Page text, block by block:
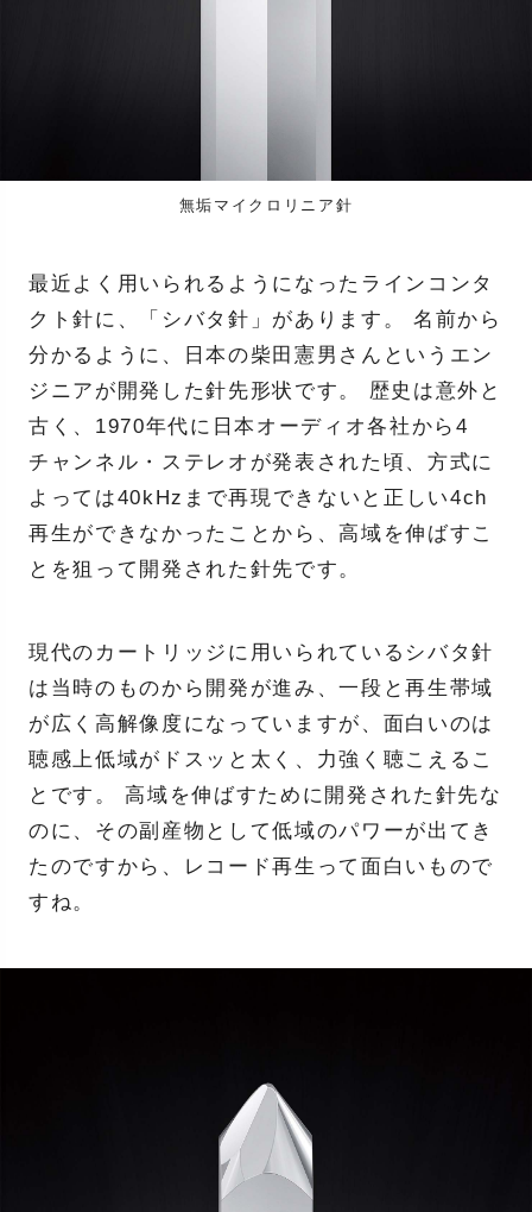
無垢マイクロリニア針
最近よく用いられるようになったラインコンタ
クト針に、「シバタ針」があります。 名前から
分かるように、日本の柴田憲男さんというエン
ジニアが開発した針先形状です。 歴史は意外と
古く、1970年代に日本オーディオ各社から4
チャンネル・ステレオが発表された頃、方式に
よっては40kHzまで再現できないと正しい4ch
再生ができなかったことから、高域を伸ばすこ
とを狙って開発された針先です。
現代のカートリッジに用いられているシバタ針
は当時のものから開発が進み、一段と再生帯域
が広く高解像度になっていますが、面白いのは
聴感上低域がドスッと太く、力強く聴こえるこ
とです。 高域を伸ばすために開発された針先な
のに、その副産物として低域のパワーが出てき
たのですから、レコード再生って面白いもので
すね。